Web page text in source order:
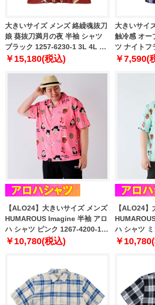
大きいサイズ メンズ 絡繰魂抜刀
娘 葵抜刀満月の夜 半袖 シャツ
ブラック 1257-6230-1 3L 4L 5L
6L
￥15,180(税込)
大きいサイ
触冷感 オー
ツ ナイトフ
3L 4L 5L
￥7,590(
【ALO24】大きいサイズ メンズ
HUMAROUS Imagine 半袖 アロ
ハ シャツ ピンク 1267-4200-1
3L 4L 5L 6L
￥10,780(税込)
【ALO24
ハ シャツ
4200-2 3L
￥